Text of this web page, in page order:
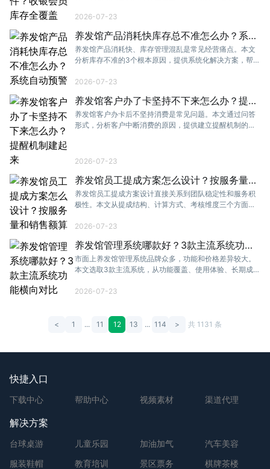
2026-07-23
养发馆产品消耗快库存总不准怎么办？系统
自动预警
养发馆产品消耗快、库存管理混乱是常见经营痛点。本文
分析库存不准的3个根本原因，提供系统化解决方案，帮助
2026-07-23
养发馆客户办了卡坚持不下来怎么办？提醒
机制建起来
养发馆客户办卡后不坚持消费是常见问题。本文通过问答
形式，分析客户中断消费的原因，提供建立提醒机制的具
2026-07-23
养发馆员工提成方案怎么设计？按服务量和
销售额算
养发馆员工提成方案设计直接关系到团队稳定性和服务积
极性。本文从提成结构、计算方式、考核维度三个方面，
2026-07-23
养发馆管理系统哪款好？3款主流系统功能
横向对比
市面上养发馆管理系统品牌众多，功能和价格差异较大。
本文选取3款主流系统，从功能覆盖、使用体验、长期成本
2026-07-23
< 1 ... 11 12 13 ... 114 > 共 1131 条
快捷入口
下载中心 帮助中心 视频素材 渠道代理
解决方案
台球桌游 儿童乐园 加油加气
汽车美容
服装鞋帽
教育培训 景区票务
棋牌茶楼